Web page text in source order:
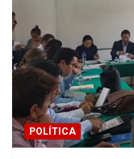
POLÍTICA